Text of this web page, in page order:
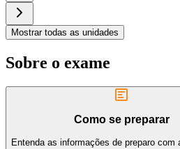
Mostrar todas as unidades
Sobre o exame
Como se preparar
Entenda as informações de preparo com